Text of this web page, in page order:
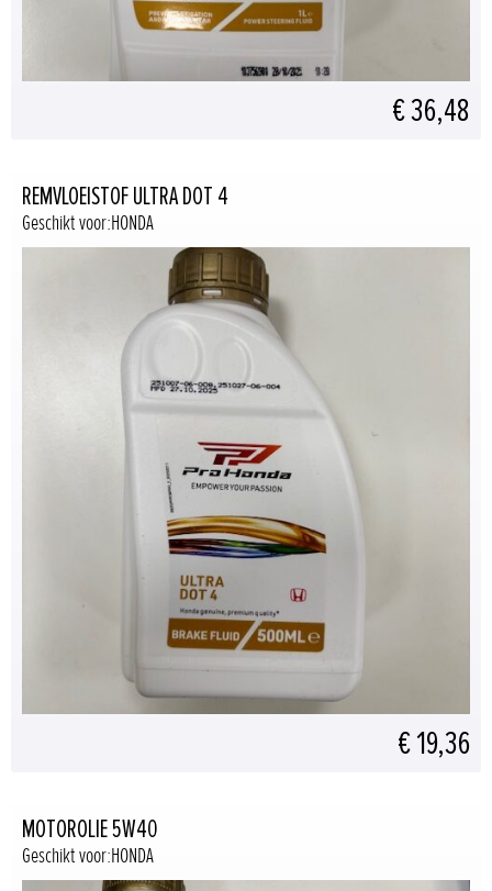
€ 36,48
REMVLOEISTOF ULTRA DOT 4
Geschikt voor:HONDA
€ 19,36
MOTOROLIE 5W40
Geschikt voor:HONDA